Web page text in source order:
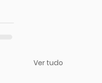
Ver tudo